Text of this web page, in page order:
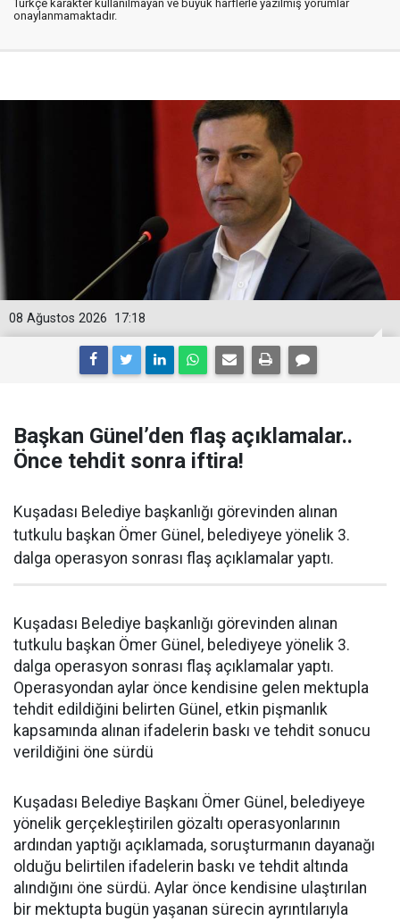
Türkçe karakter kullanılmayan ve büyük harflerle yazılmış yorumlar
onaylanmamaktadır.
17:18
08 Ağustos 2026
Başkan Günel’den flaş açıklamalar..
Önce tehdit sonra iftira!
Kuşadası Belediye başkanlığı görevinden alınan
tutkulu başkan Ömer Günel, belediyeye yönelik 3.
dalga operasyon sonrası flaş açıklamalar yaptı.
Kuşadası Belediye başkanlığı görevinden alınan
tutkulu başkan Ömer Günel, belediyeye yönelik 3.
dalga operasyon sonrası flaş açıklamalar yaptı.
Operasyondan aylar önce kendisine gelen mektupla
tehdit edildiğini belirten Günel, etkin pişmanlık
kapsamında alınan ifadelerin baskı ve tehdit sonucu
verildiğini öne sürdü
Kuşadası Belediye Başkanı Ömer Günel, belediyeye
yönelik gerçekleştirilen gözaltı operasyonlarının
ardından yaptığı açıklamada, soruşturmanın dayanağı
olduğu belirtilen ifadelerin baskı ve tehdit altında
alındığını öne sürdü. Aylar önce kendisine ulaştırılan
bir mektupta bugün yaşanan sürecin ayrıntılarıyla